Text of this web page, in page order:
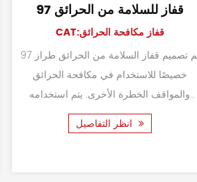
خوذة أمان لمقاتلي الحرائق طراز
F2
CAT:خوذة مكافحة الحرائق
تعتبر خوذة الأمان F2 Style Fire Fighter
مناسبة لمجموعة من سيناريوهات مكافحة
الحرائق والاستجابة لحالات الطوارئ حيث